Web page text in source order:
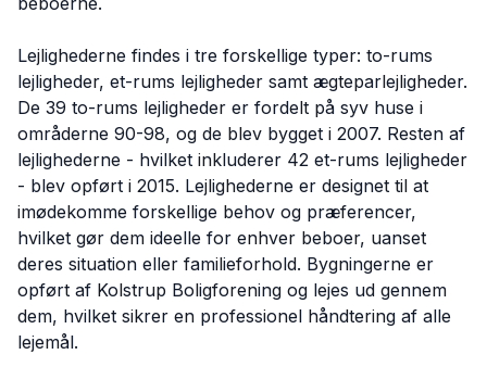
Lejlighederne findes i tre forskellige typer: to-rums
lejligheder, et-rums lejligheder samt ægteparlejligheder.
De 39 to-rums lejligheder er fordelt på syv huse i
områderne 90-98, og de blev bygget i 2007. Resten af
lejlighederne - hvilket inkluderer 42 et-rums lejligheder
- blev opført i 2015. Lejlighederne er designet til at
imødekomme forskellige behov og præferencer,
hvilket gør dem ideelle for enhver beboer, uanset
deres situation eller familieforhold. Bygningerne er
opført af Kolstrup Boligforening og lejes ud gennem
dem, hvilket sikrer en professionel håndtering af alle
lejemål.